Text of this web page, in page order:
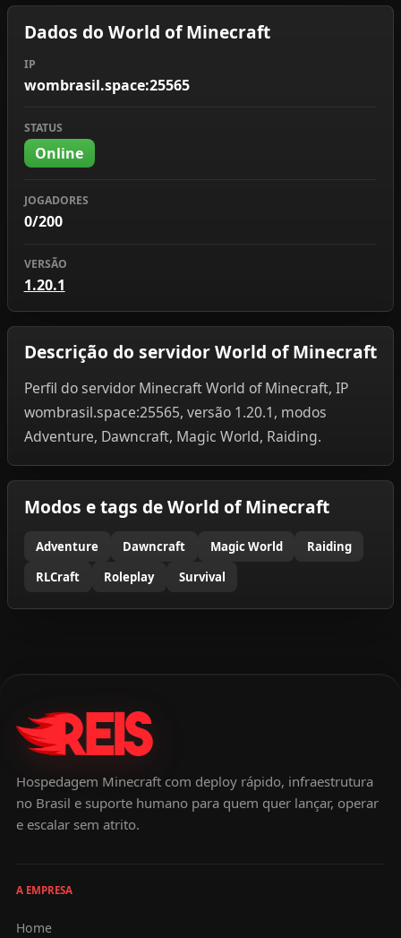
Dados do World of Minecraft
IP
wombrasil.space:25565
STATUS
Online
JOGADORES
0/200
VERSÃO
1.20.1
Descrição do servidor World of Minecraft
Perfil do servidor Minecraft World of Minecraft, IP
wombrasil.space:25565, versão 1.20.1, modos
Adventure, Dawncraft, Magic World, Raiding.
Modos e tags de World of Minecraft
Adventure Dawncraft Magic World
Raiding
RLCraft
Roleplay Survival
Hospedagem Minecraft com deploy rápido, infraestrutura
no Brasil e suporte humano para quem quer lançar, operar
e escalar sem atrito.
A EMPRESA
Home